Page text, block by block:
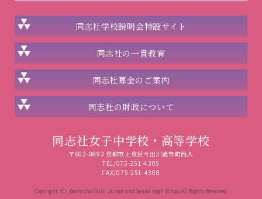
同志社学校説明会特設サイト
同志社の一貫教育
同志社募金のご案内
同志社の財政について
同志社女子中学校・高等学校
〒602-0893 京都市上京区今出川通寺町西入
TEL/075-251-4305
FAX/075-251-4308
Copyright（C）Doshisha Girls’ Junior and Senior High School All Rights Reserved.